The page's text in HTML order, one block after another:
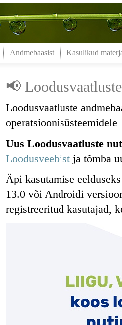
Andmebaasist Kasulikud
📢
Loodusvaatluste
operatsioonisüsteemidele
Uus Loodusvaatluste
Loodusveebistja tõmba
Äpi kasutamise
13.0 või Androidi
registreeritud kasutajad,